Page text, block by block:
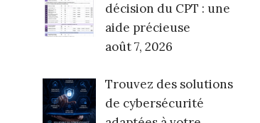
décision du CPT : une
aide précieuse
août 7, 2026
Trouvez des solutions
de cybersécurité